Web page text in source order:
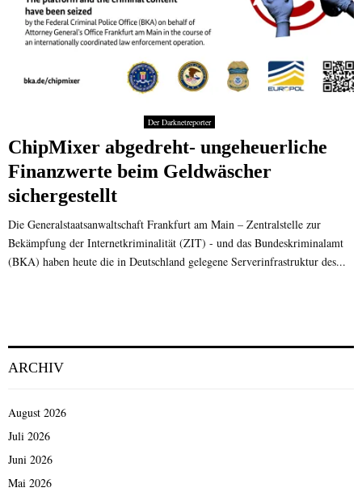
Der Darknetreporter
ChipMixer abgedreht- ungeheuerliche
Finanzwerte beim Geldwäscher
sichergestellt
Die Generalstaatsanwaltschaft Frankfurt am Main – Zentralstelle zur
Bekämpfung der Internetkriminalität (ZIT) - und das Bundeskriminalamt
(BKA) haben heute die in Deutschland gelegene Serverinfrastruktur des...
ARCHIV
August 2026
Juli 2026
Juni 2026
Mai 2026